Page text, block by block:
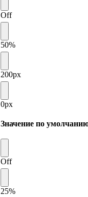
Off
50%
200px
0px
Значение по
Off
25%